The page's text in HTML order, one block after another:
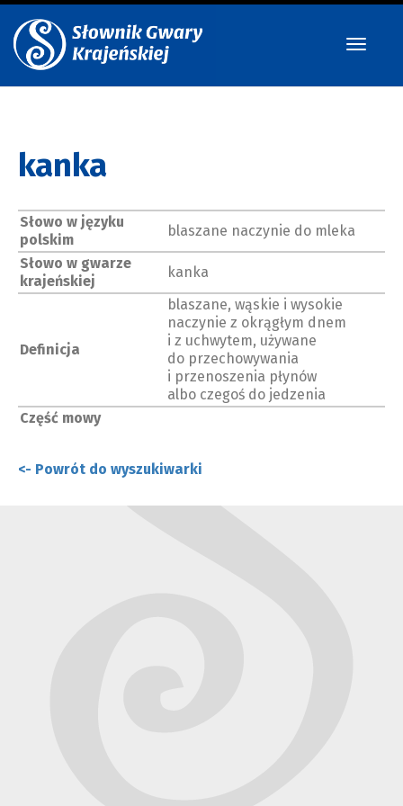
kanka
Słowo w języku
polskim
blaszane naczynie do mleka
Słowo w gwarze
krajeńskiej
kanka
Definicja
blaszane, wąskie i wysokie
naczynie z okrągłym dnem
i z uchwytem, używane
do przechowywania
i przenoszenia płynów
albo czegoś do jedzenia
Część mowy
<- Powrót do wyszukiwarki